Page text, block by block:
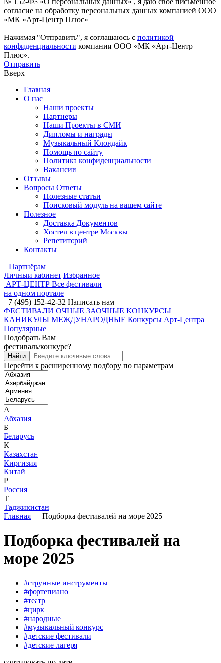
№ 152-ФЗ «О персональных данных» , я даю свое письменное
согласие на обработку персональных данных компанией ООО
«МК «Арт-Центр Плюс»
Нажимая "Отправить", я соглашаюсь с политикой
конфиденциальности компании ООО «МК «Арт-Центр
Плюс».
Отправить
Вверх
Главная
О нас
Наши проекты
Партнеры
Наши Проекты в СМИ
Дипломы и награды
Музыкальный Клондайк
Помощь по сайту
Политика конфиденциальности
Вакансии
Отзывы
Вопросы Ответы
Полезные статьи
Поисковый модуль на вашем сайте
Полезное
Доставка Документов
Хостел в центре Москвы
Репетиторий
Контакты
Партнёрам
Личный кабинет Избранное
АРТ-ЦЕНТР Все фестивали
на одном портале
+7 (495) 152-42-32 Написать нам
ФЕСТИВАЛИ ОЧНЫЕ ЗАОЧНЫЕ КОНКУРСЫ
КАНИКУЛЫ МЕЖДУНАРОДНЫЕ Конкурсы Арт-Центра
Популярные
Подобрать Вам
фестиваль/конкурс?
Перейти к расширенному подбору по параметрам
А
Абхазия
Б
Беларусь
К
Казахстан
Киргизия
Китай
Р
Россия
Т
Таджикистан
Главная – Подборка фестивалей на море 2025
Подборка фестивалей на
море 2025
#струнные инструменты
#фортепиано
#театр
#цирк
#народные
#музыкальный конкурс
#детские фестивали
#детские лагеря